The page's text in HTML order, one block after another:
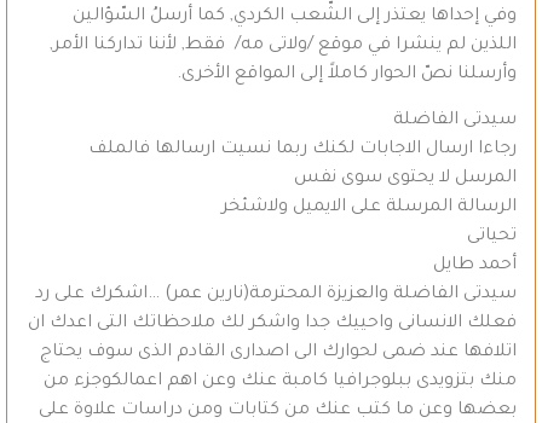
وفي إحداها يعتذر إلى الشّعب الكردي, كما أرسلُ السّؤالين
اللذين لم ينشرا في موقع /ولاتى مه/ فقط, لأننا تداركنا الأمر,
وأرسلنا نصّ الحوار كاملاً إلى المواقع الأخرى.
سيدتى الفاضلة
رجاءا ارسال الاجابات لكنك ربما نسيت ارسالها فالملف
المرسل لا يحتوى سوى نفس
الرسالة المرسلة على الايميل ولاشئخر
تحياتى
أحمد طايل
سيدتى الفاضلة والعزيزة المحترمة(نارين عمر) …اشكرك على رد
فعلك الانسانى واحييك جدا واشكر لك ملاحظاتك التى اعدك ان
اتلافها عند ضمى لحوارك الى اصدارى القادم الذى سوف يحتاج
منك بتزويدى ببلوجرافيا كامبة عنك وعن اهم اعمالكوجزء من
بعضها وعن ما كتب عنك من كتابات ومن دراسات علاوة على